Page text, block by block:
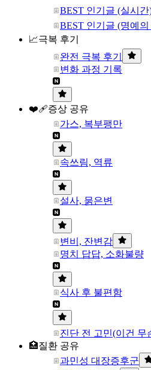
BEST 인기글 (실시간
BEST 인기글 (명예
📈극복 후기
완전 극복 후기
변화 과정 기록
❤️‍🩹증상 공유
가스, 복부팽만
속쓰림, 역류
설사, 묽은변
변비, 잔변감
명치 답답, 소화불량
식사 후 불편함
진단 전 고민(이건 무
🏥질환 공유
과민성 대장증후군